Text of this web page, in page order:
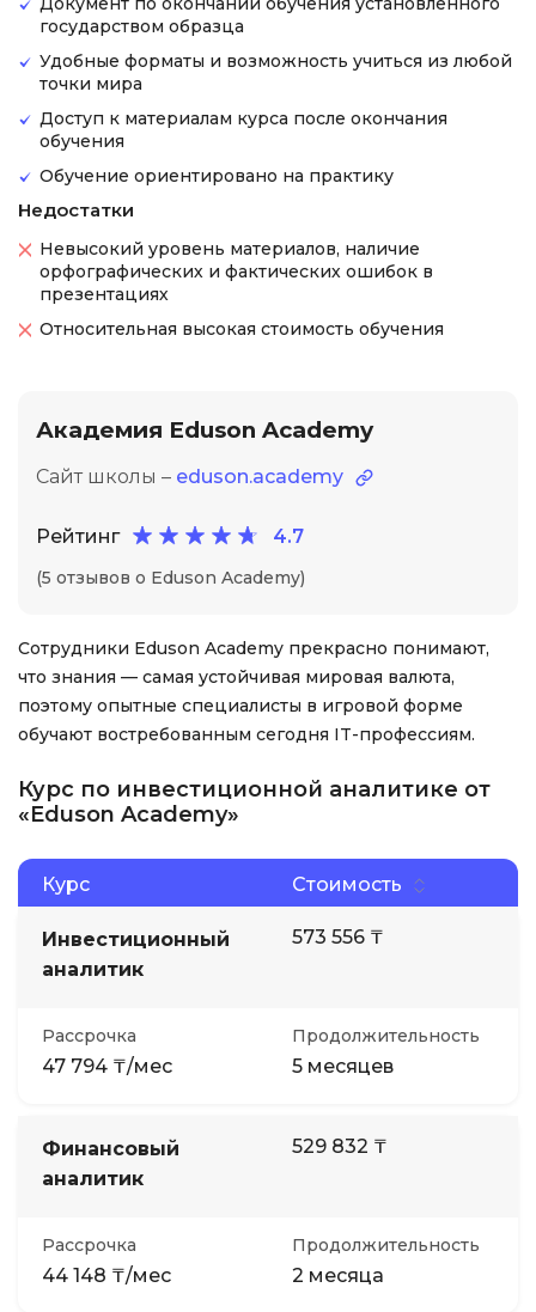
государством образца
Удобные форматы и возможность учиться из любой
точки мира
Доступ к материалам курса после окончания
обучения
Обучение ориентировано на практику
Недостатки
Невысокий уровень материалов, наличие
орфографических и фактических ошибок в
презентациях
Относительная высокая стоимость обучения
Академия Eduson Academy
Сайт школы – eduson.academy
Рейтинг 4.7
(5 отзывов о Eduson Academy)
Сотрудники Eduson Academy прекрасно понимают,
что знания — самая устойчивая мировая валюта,
поэтому опытные специалисты в игровой форме
обучают востребованным сегодня IT-профессиям.
Курс по инвестиционной аналитике от
«Eduson Academy»
Курс Стоимость
Инвестиционный
аналитик
573 556 ₸
Рассрочка
47 794 ₸/мес
Продолжительность
5 месяцев
Финансовый
аналитик
529 832 ₸
Рассрочка
44 148 ₸/мес
Продолжительность
2 месяца